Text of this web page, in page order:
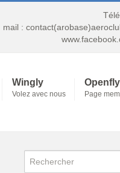
mail :
Wingly
Volez avec nous Page